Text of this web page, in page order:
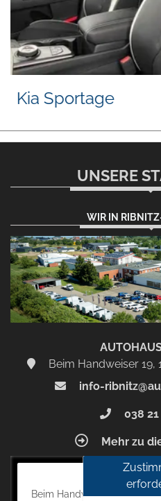
Volkswagen Polo
UNSERE
WIR IN
Beim Handweiser 19,
info-
038
Mehr zu
Autohaus
Beim Handweiser 19, 18311